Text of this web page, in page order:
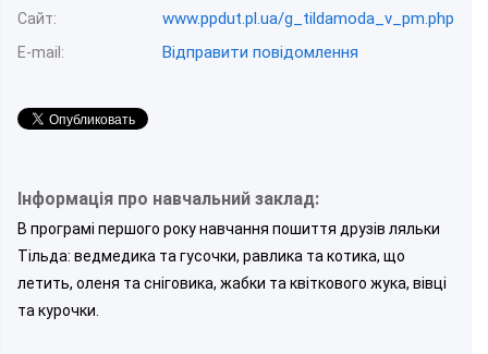
Сайт:
www.ppdut.pl.ua/g_tildamoda_v_pm.php
E-mail: Відправити повідомлення
Інформація про навчальний заклад:
В програмі першого року навчання пошиття друзів ляльки
Тільда: ведмедика та гусочки, равлика та котика, що
летить, оленя та сніговика, жабки та квіткового жука, вівці
та курочки.